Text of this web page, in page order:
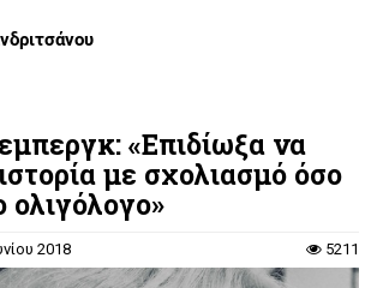
«Επιδίωξα να
με σχολιασμό όσο
ολιγόλογο»
2018 5211